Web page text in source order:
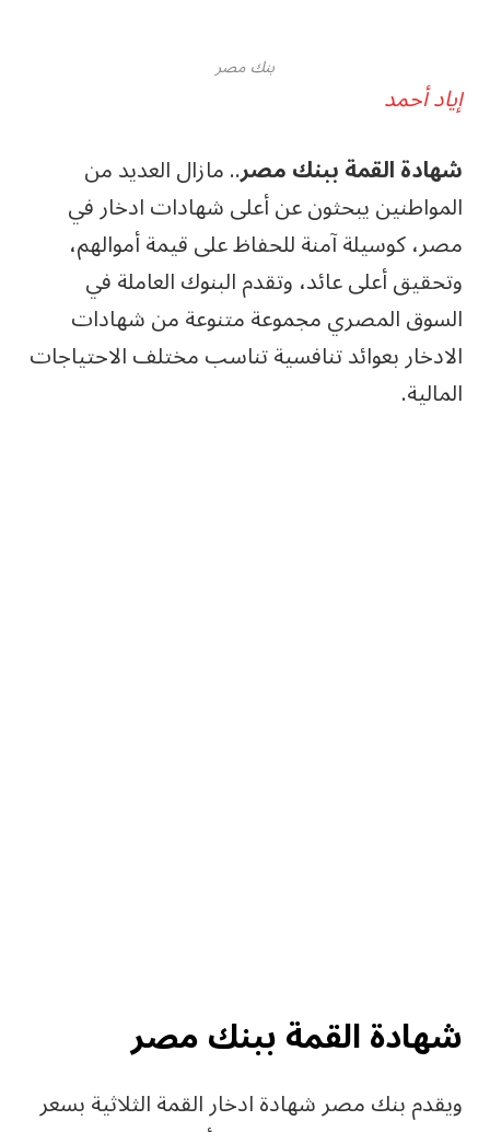
بنك مصر
إياد أحمد
شهادة القمة ببنك مصر.. مازال العديد من
المواطنين يبحثون عن أعلى شهادات ادخار في
مصر، كوسيلة آمنة للحفاظ على قيمة أموالهم،
وتحقيق أعلى عائد، وتقدم البنوك العاملة في
السوق المصري مجموعة متنوعة من شهادات
الادخار بعوائد تنافسية تناسب مختلف الاحتياجات
المالية.
شهادة القمة ببنك مصر
ويقدم بنك مصر شهادة ادخار القمة الثلاثية بسعر